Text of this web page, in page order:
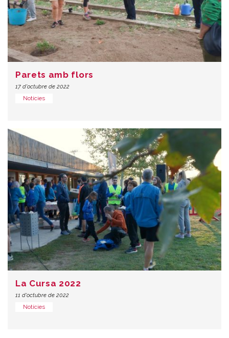
Parets amb flors
17 d'octubre de 2022
Notícies
La Cursa 2022
11 d'octubre de 2022
Notícies